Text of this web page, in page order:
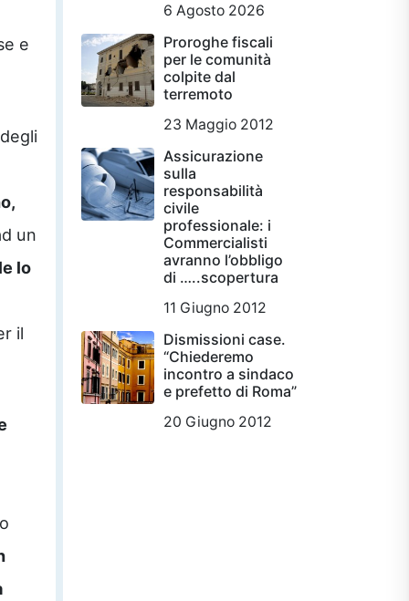
e
un
lo
il
6 Agosto 2026
Proroghe fiscali
per le comunità
colpite dal
terremoto
23 Maggio 2012
Assicurazione
sulla
responsabilità
civile
professionale: i
Commercialisti
avranno l’obbligo
di …..scopertura
11 Giugno 2012
Dismissioni case.
“Chiederemo
incontro a sindaco
e prefetto di Roma”
20 Giugno 2012